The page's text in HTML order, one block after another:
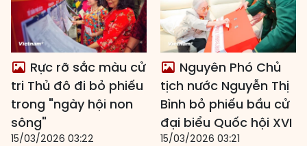
Rực rỡ sắc màu cử
tri Thủ đô đi bỏ phiếu
trong "ngày hội non
sông"
15/03/2026 03:22
Nguyên Phó Chủ
tịch nước Nguyễn Thị
Bình bỏ phiếu bầu cử
đại biểu Quốc hội XVI
15/03/2026 03:21